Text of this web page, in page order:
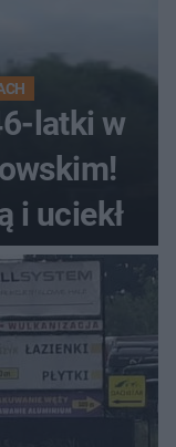
latki w
i uciekł